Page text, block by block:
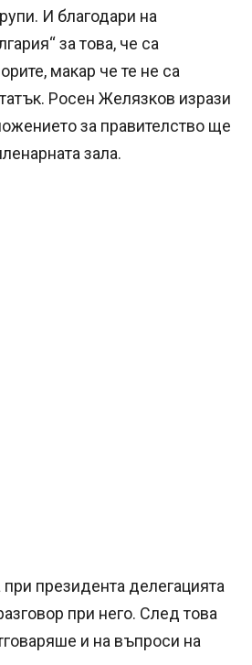
И благодари на
за това, че са
макар че те не са
Росен Желязков изрази
за правителство ще
зала.
президента делегацията
при него. След това
и на въпроси на